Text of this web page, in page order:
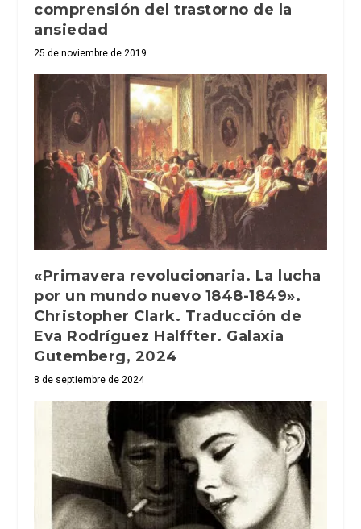
comprensión del trastorno de la
ansiedad
25 de noviembre de 2019
«Primavera revolucionaria. La lucha
por un mundo nuevo 1848-1849».
Christopher Clark. Traducción de
Eva Rodríguez Halffter. Galaxia
Gutemberg, 2024
8 de septiembre de 2024